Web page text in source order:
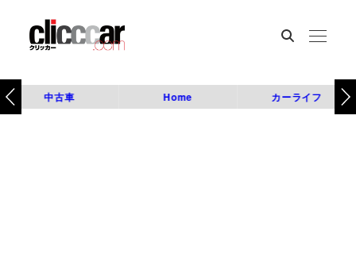
中古車 Home カーライフ